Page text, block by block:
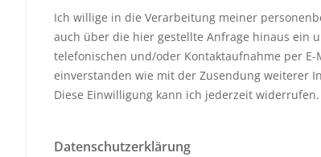
Ich willige in die Verarbeitung meiner
auch über die hier gestellte Anfrage hinaus ein
telefonischen und/oder Kontaktaufnahme per E-
einverstanden wie mit der Zusendung weiterer
Diese Einwilligung kann ich jederzeit widerrufen.
Datenschutzerklärung